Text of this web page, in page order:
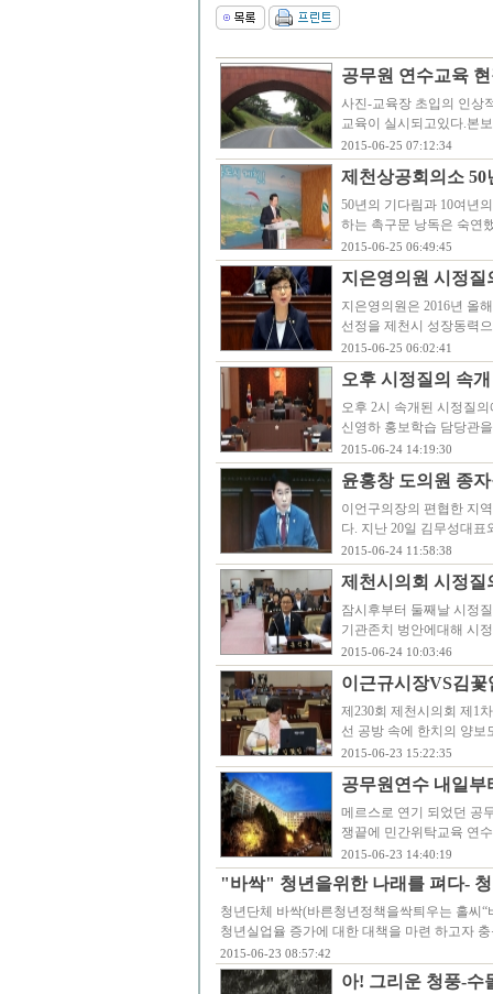
공무원 연수교육
사진-교육장 초입의 인상
교육이 실시되고있다.본
2015-06-25 07:12:34
제천상공회의소 50
50년의 기다림과 10여년
하는 촉구문 낭독은 숙연
2015-06-25 06:49:45
지은영의원 시정질
지은영의원은 2016년 올
선정을 제천시 성장동력
2015-06-25 06:02:41
오후 시정질의 속
오후 2시 속개된 시정질
신영하 홍보학습 담당관
2015-06-24 14:19:30
윤홍창 도의원 종
이언구의장의 편협한 지
다. 지난 20일 김무성대
2015-06-24 11:58:38
제천시의회 시정
잠시후부터 둘째날 시정
기관존치 벙안에대해 시
2015-06-24 10:03:46
이근규시장VS김
제230회 제천시의회 제1
선 공방 속에 한치의 양
2015-06-23 15:22:35
공무원연수 내일
메르스로 연기 되었던 공
쟁끝에 민간위탁교육 연
2015-06-23 14:40:19
"바싹" 청년을위한 나래를 펴다-
청년단체 바싹(바른청년정책을싹틔우는 홀씨
청년실업율 증가에 대한 대책을 마련 하고자
2015-06-23 08:57:42
아! 그리운 청풍-수